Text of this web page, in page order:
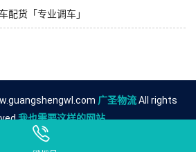
配货「专业调车」
广圣物流All rights
我也需要这样的网站